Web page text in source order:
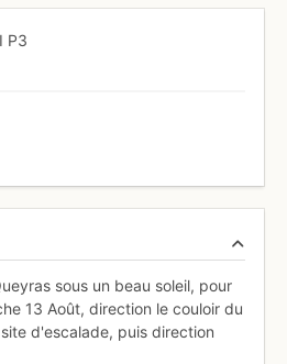
P3
sous un beau soleil, pour
13 Août, direction le couloir du
d'escalade, puis direction